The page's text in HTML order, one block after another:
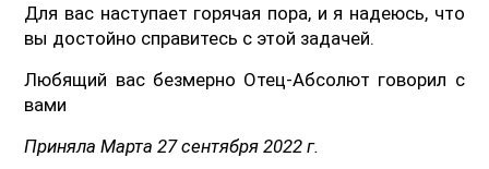
Для вас наступает горячая пора, и я надеюсь, что
вы достойно справитесь с этой задачей.
Любящий вас безмерно Отец-Абсолют говорил с
вами
Приняла Марта 27 сентября 2022 г.